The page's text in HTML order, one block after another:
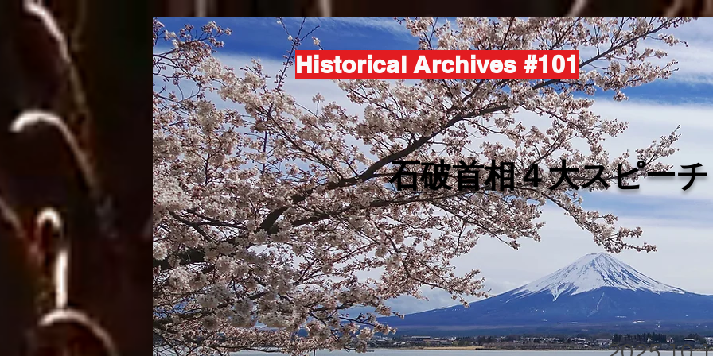
Historical Archives #101
​石破首相４大スピーチ